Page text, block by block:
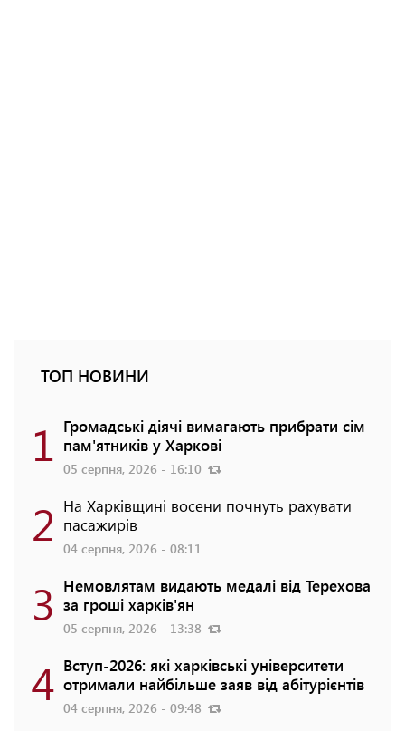
ТОП НОВИНИ
1 Громадські діячі вимагають прибрати сім
пам'ятників у Харкові
05 серпня, 2026 - 16:10
2 На Харківщині восени почнуть рахувати
пасажирів
04 серпня, 2026 - 08:11
3 Немовлятам видають медалі від Терехова
за гроші харків'ян
05 серпня, 2026 - 13:38
4 Вступ-2026: які харківські університети
отримали найбільше заяв від абітурієнтів
04 серпня, 2026 - 09:48